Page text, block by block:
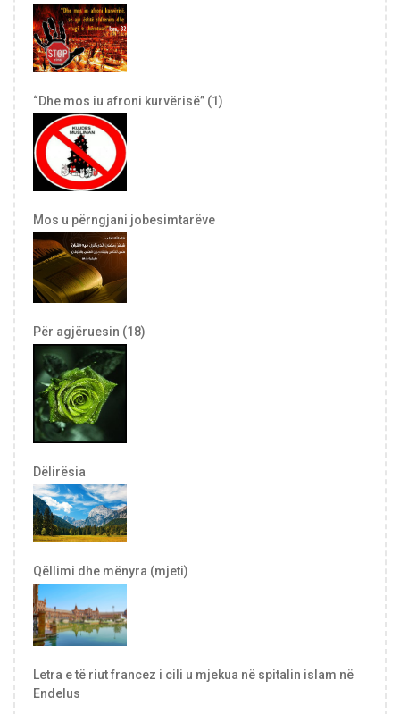
“Dhe mos iu afroni kurvërisë” (1)
Mos u përngjani jobesimtarëve
Për agjëruesin (18)
Dëlirësia
Qëllimi dhe mënyra (mjeti)
Letra e të riut francez i cili u mjekua në spitalin islam në
Endelus